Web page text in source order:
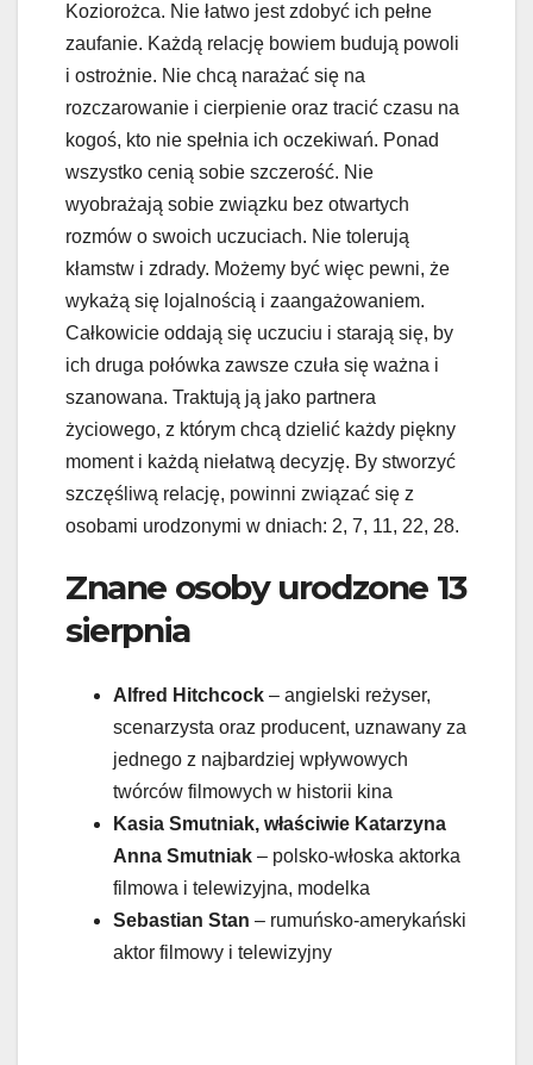
Koziorożca. Nie łatwo jest zdobyć ich pełne
zaufanie. Każdą relację bowiem budują powoli
i ostrożnie. Nie chcą narażać się na
rozczarowanie i cierpienie oraz tracić czasu na
kogoś, kto nie spełnia ich oczekiwań. Ponad
wszystko cenią sobie szczerość. Nie
wyobrażają sobie związku bez otwartych
rozmów o swoich uczuciach. Nie tolerują
kłamstw i zdrady. Możemy być więc pewni, że
wykażą się lojalnością i zaangażowaniem.
Całkowicie oddają się uczuciu i starają się, by
ich druga połówka zawsze czuła się ważna i
szanowana. Traktują ją jako partnera
życiowego, z którym chcą dzielić każdy piękny
moment i każdą niełatwą decyzję. By stworzyć
szczęśliwą relację, powinni związać się z
osobami urodzonymi w dniach: 2, 7, 11, 22, 28.
Znane osoby urodzone 13
sierpnia
Alfred Hitchcock – angielski reżyser,
scenarzysta oraz producent, uznawany za
jednego z najbardziej wpływowych
twórców filmowych w historii kina
Kasia Smutniak, właściwie Katarzyna
Anna Smutniak – polsko-włoska aktorka
filmowa i telewizyjna, modelka
Sebastian Stan – rumuńsko-amerykański
aktor filmowy i telewizyjny